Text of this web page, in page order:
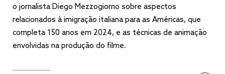
o jornalista Diego Mezzogiorno sobre aspectos
relacionados à imigração italiana para as Américas, que
completa 150 anos em 2024, e as técnicas de animação
envolvidas na produção do filme.